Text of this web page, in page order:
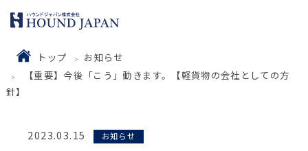
トップ
お知らせ
【重要】今後「こう」動きます。【軽貨物の会社としての方
針】
2023.03.15 お知らせ